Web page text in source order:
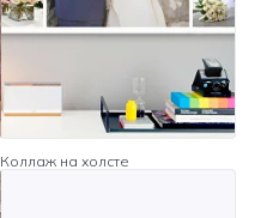
Коллаж на холсте